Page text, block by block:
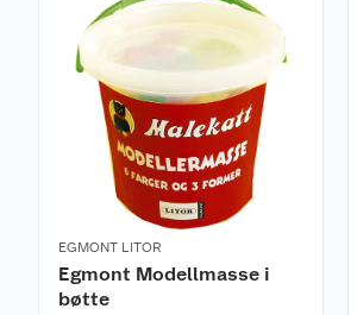
EGMONT LITOR
Egmont Modellmasse i
bøtte